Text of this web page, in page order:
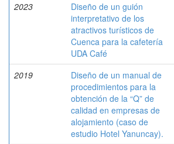
2023
Diseño de un guión
interpretativo de los
atractivos turísticos de
Cuenca para la cafetería
UDA Café
2019
Diseño de un manual de
procedimientos para la
obtención de la “Q” de
calidad en empresas de
alojamiento (caso de
estudio Hotel Yanuncay).